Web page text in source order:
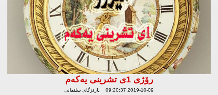
رۆژی 1ی تشرینی یەكەم
2019-10-09 09:20:37 پارێزگای سلێمانی